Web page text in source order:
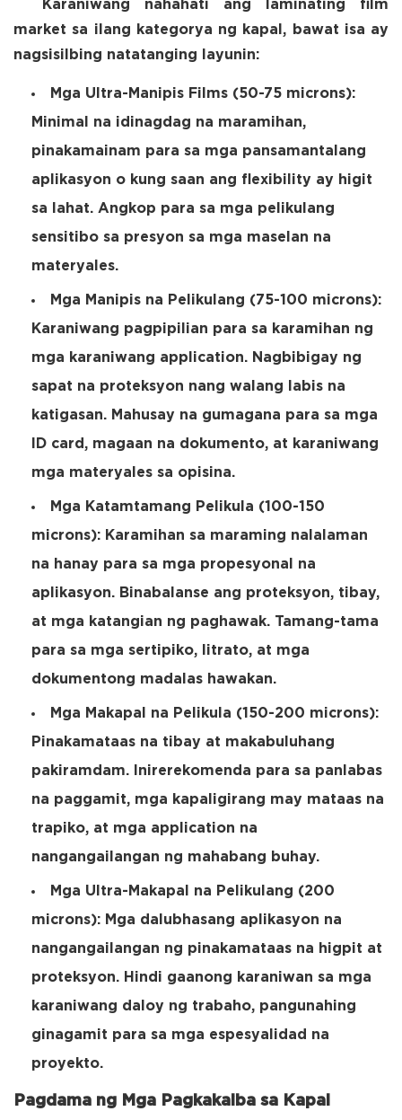
Karaniwang nahahati ang laminating film
market sa ilang kategorya ng kapal, bawat isa ay
nagsisilbing natatanging layunin:
Mga Ultra-Manipis Films (50-75 microns):
Minimal na idinagdag na maramihan,
pinakamainam para sa mga pansamantalang
aplikasyon o kung saan ang flexibility ay higit
sa lahat. Angkop para sa mga pelikulang
sensitibo sa presyon sa mga maselan na
materyales.
Mga Manipis na Pelikulang (75-100 microns):
Karaniwang pagpipilian para sa karamihan ng
mga karaniwang application. Nagbibigay ng
sapat na proteksyon nang walang labis na
katigasan. Mahusay na gumagana para sa mga
ID card, magaan na dokumento, at karaniwang
mga materyales sa opisina.
Mga Katamtamang Pelikula (100-150
microns): Karamihan sa maraming nalalaman
na hanay para sa mga propesyonal na
aplikasyon. Binabalanse ang proteksyon, tibay,
at mga katangian ng paghawak. Tamang-tama
para sa mga sertipiko, litrato, at mga
dokumentong madalas hawakan.
Mga Makapal na Pelikula (150-200 microns):
Pinakamataas na tibay at makabuluhang
pakiramdam. Inirerekomenda para sa panlabas
na paggamit, mga kapaligirang may mataas na
trapiko, at mga application na
nangangailangan ng mahabang buhay.
Mga Ultra-Makapal na Pelikulang (200
microns): Mga dalubhasang aplikasyon na
nangangailangan ng pinakamataas na higpit at
proteksyon. Hindi gaanong karaniwan sa mga
karaniwang daloy ng trabaho, pangunahing
ginagamit para sa mga espesyalidad na
proyekto.
Pagdama ng Mga Pagkakaiba sa Kapal